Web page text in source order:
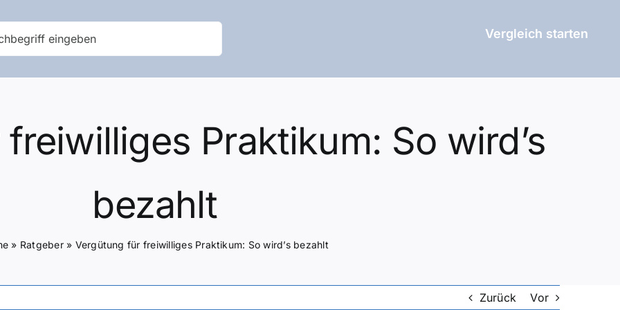
Vergleich starten
Praktikum: So wird’s
bezahlt
» Ratgeber» Vergütung für freiwilliges Praktikum: So wird’s bezahlt
Zurück Vor